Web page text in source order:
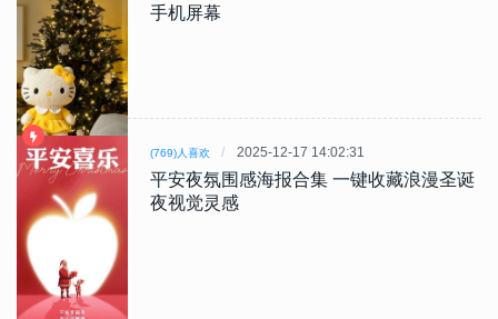
手机屏幕
(769)人喜欢 2025-12-17 14:02:31
平安夜氛围感海报合集 一键收藏浪漫圣诞
夜视觉灵感